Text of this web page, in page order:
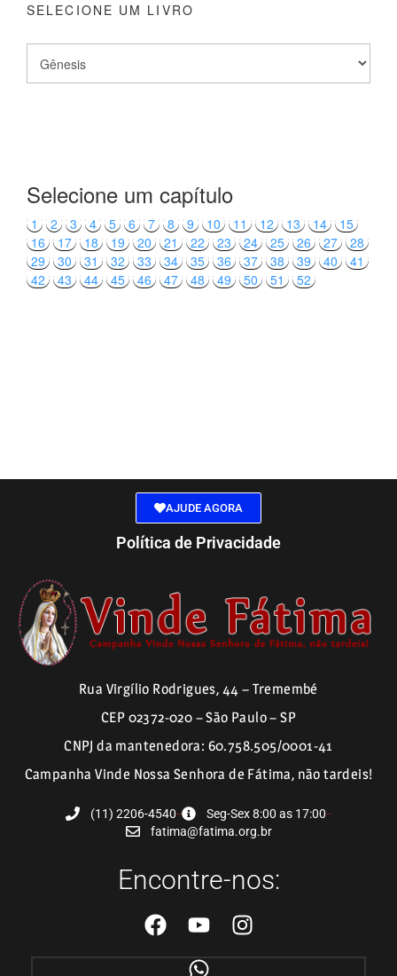
SELECIONE UM LIVRO
Selecione um capítulo
1 2 3 4 5 6 7 8 9 10 11 12 13 14
15
16
17 18 19 20 21 22 23 24 25 26 27
28
29
30 31 32 33 34 35 36 37 38 39 40
41
42
43 44 45 46 47 48 49 50 51 52
AJUDE AGORA
Política de Privacidade
Rua Virgílio Rodrigues, 44 – Tremembé
CEP 02372-020 – São Paulo – SP
CNPJ da mantenedora: 60.758.505/0001-41
Campanha Vinde Nossa Senhora de Fátima, não tardeis!
(11) 2206-4540
Seg-Sex 8:00 as 17:00
fatima@fatima.org.br
Encontre-nos: